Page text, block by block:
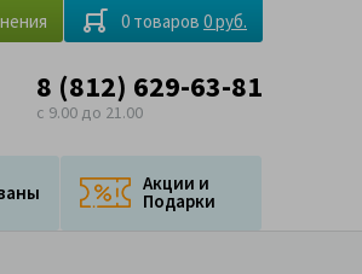
0 товаров 0 руб.
8 (812) 629-63-81
с 9.00 до 21.00
Акции и
Подарки